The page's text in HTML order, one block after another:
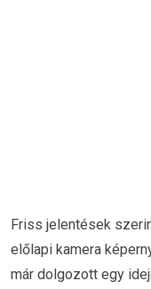
Friss jelentések
előlapi kamera
már dolgozott egy